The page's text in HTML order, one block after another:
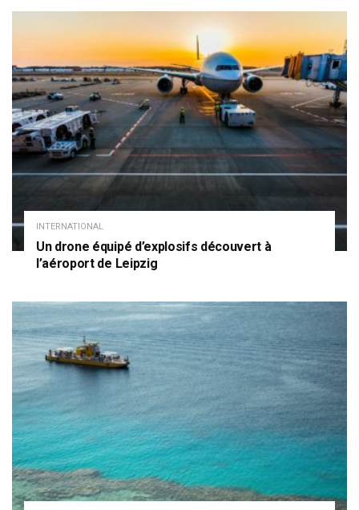
INTERNATIONAL
Un drone équipé d’explosifs découvert à
l’aéroport de Leipzig